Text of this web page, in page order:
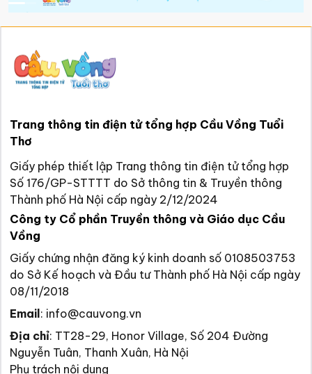
Trang thông tin điện tử tổng hợp Cầu Vồng Tuổi
Thơ
Giấy phép thiết lập Trang thông tin điện tử tổng hợp
Số 176/GP-STTTT do Sở thông tin & Truyền thông
Thành phố Hà Nội cấp ngày 2/12/2024
Công ty Cổ phần Truyền thông và Giáo dục Cầu
Vồng
Giấy chứng nhận đăng ký kinh doanh số 0108503753
do Sở Kế hoạch và Đầu tư Thành phố Hà Nội cấp ngày
08/11/2018
Email : info@cauvong.vn
Địa chỉ: TT28-29, Honor Village, Số 204 Đường
Nguyễn Tuân, Thanh Xuân, Hà Nội
Phụ trách nội dung